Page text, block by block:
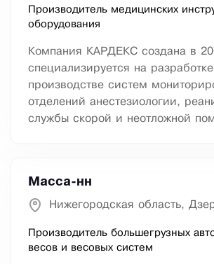
Производитель медицинских
оборудования
Компания КАРДЕКС создана в
специализируется на
производстве систем
отделений анестезиологии,
службы скорой и неотложной
Масса-нн
Нижегородская область,
Производитель большегрузных
весов и весовых систем